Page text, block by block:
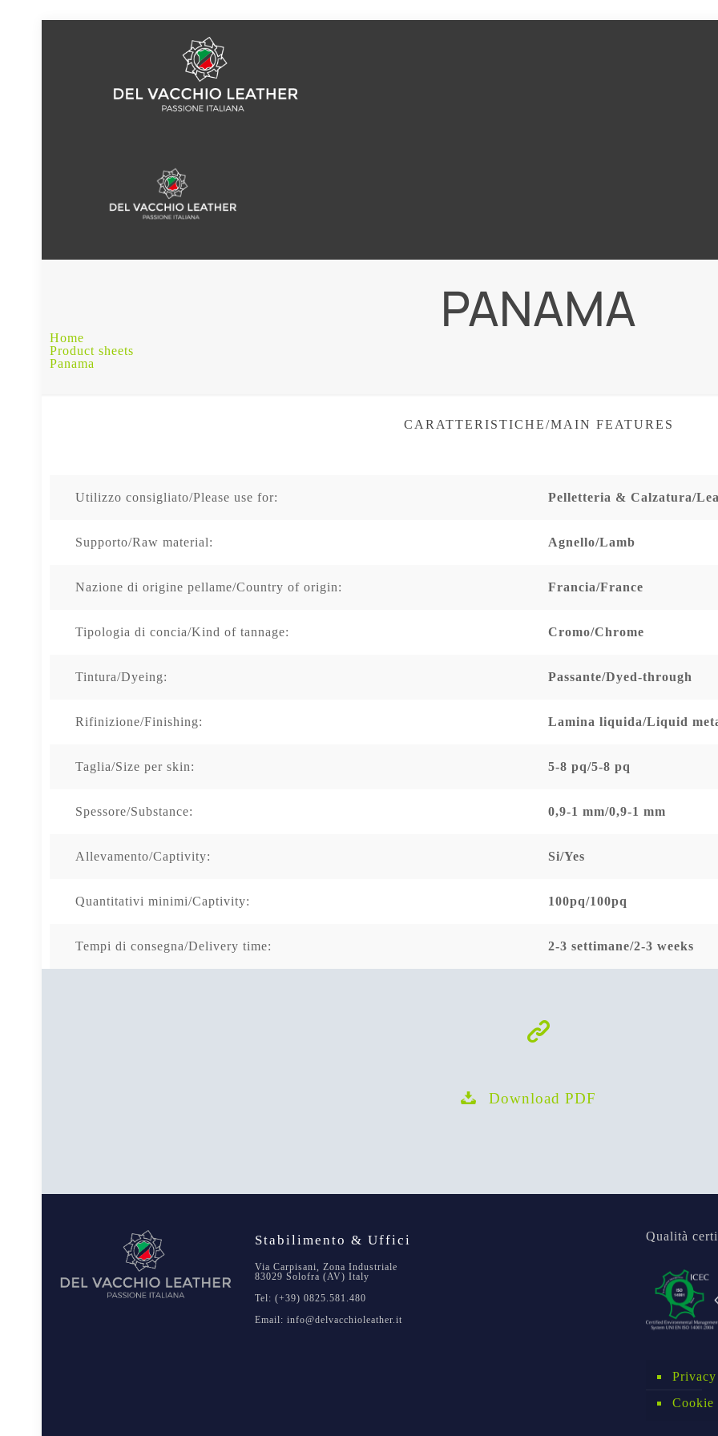
PANAMA
Home
Product sheets
Panama
CARATTERISTICHE/MAIN FEATURES
Utilizzo consigliato/Please use for: Pelletteria & Calzatura/
Supporto/Raw material: Agnello/Lamb
Nazione di origine pellame/Country of origin: Francia/France
Tipologia di concia/Kind of tannage: Cromo/Chrome
Tintura/Dyeing: Passante/Dyed-through
Rifinizione/Finishing: Lamina liquida/Liquid
Taglia/Size per skin: 5-8 pq/5-8 pq
Spessore/Substance: 0,9-1 mm/0,9-1 mm
Allevamento/Captivity: Si/Yes
Quantitativi minimi/Captivity: 100pq/100pq
Tempi di consegna/Delivery time: 2-3 settimane/2-3 weeks
Download PDF
Stabilimento & Uffici
Via Carpisani, Zona Industriale
83029 Solofra (AV) Italy
Tel: (+39) 0825.581.480
Email: info@delvacchioleather.it
Qualità